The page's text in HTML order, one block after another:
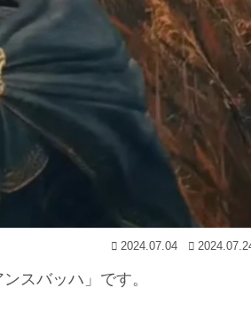
2024.07.04
スバッハ」です。